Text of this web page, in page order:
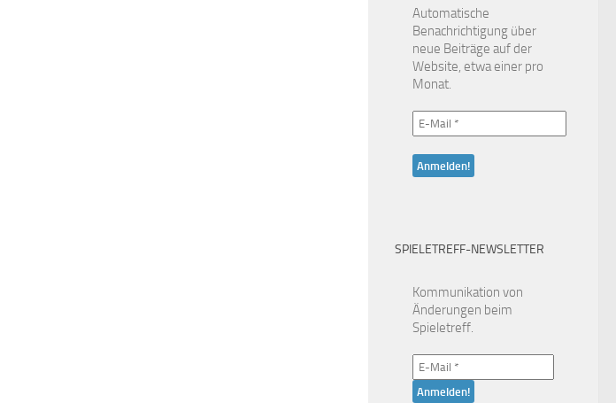
Automatische
Benachrichtigung über
neue Beiträge auf der
Website, etwa einer pro
Monat.
SPIELETREFF-NEWSLETTER
Kommunikation von
Änderungen beim
Spieletreff.